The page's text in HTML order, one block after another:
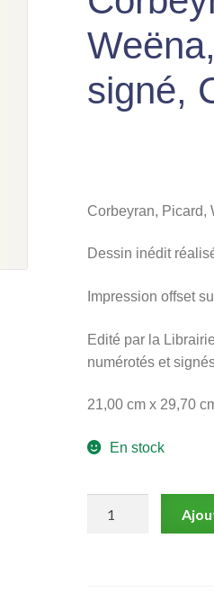
signé,
Corbeyran, Picard,
Dessin inédit
Impression offset
Edité par la
numérotés et
21,00 cm x 29,70
En stock